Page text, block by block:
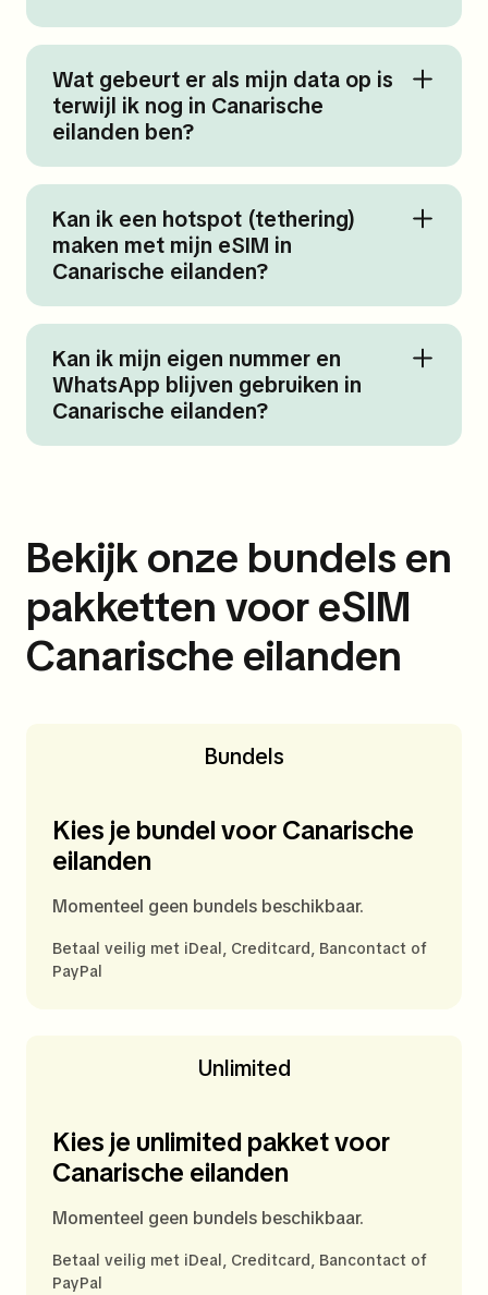
Wat gebeurt er als mijn data op is
terwijl ik nog in Canarische
eilanden ben?
Kan ik een hotspot (tethering)
maken met mijn eSIM in
Canarische eilanden?
Kan ik mijn eigen nummer en
WhatsApp blijven gebruiken in
Canarische eilanden?
Bekijk onze bundels en
pakketten voor eSIM
Canarische eilanden
Bundels
Kies je bundel voor Canarische
eilanden
Momenteel geen bundels beschikbaar.
Betaal veilig met iDeal, Creditcard, Bancontact of
PayPal
Unlimited
Kies je unlimited pakket voor
Canarische eilanden
Momenteel geen bundels beschikbaar.
Betaal veilig met iDeal, Creditcard, Bancontact of
PayPal